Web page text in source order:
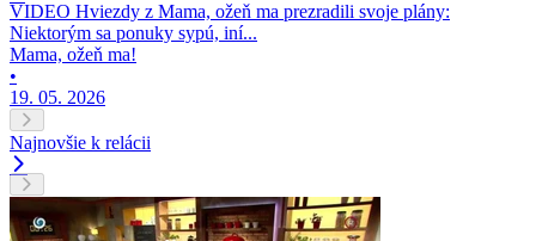
VIDEO Hviezdy z Mama, ožeň ma prezradili svoje plány:
Niektorým sa ponuky sypú, iní...
Mama, ožeň ma!
•
19. 05. 2026
Najnovšie k relácii